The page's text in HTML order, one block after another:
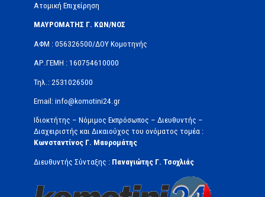
Ατομική Επιχείρηση
ΜΑΥΡΟΜΑΤΗΣ Γ. ΚΩΝ/ΝΟΣ
ΑΦΜ : 056326500/ΔOΥ Κομοτηνής
ΑΡ.ΓΕΜΗ : 160754610000
Τηλ.: 2531026500
Email: info@komotini24.gr
Ιδιοκτήτης – Νόμιμος Εκπρόσωπος – Διευθυντής –
Διαχειριστής και Δικαιούχος του ονόματος τομέα :
Κωνσταντίνος Γ. Μαυρομάτης
Διευθυντής Σύνταξης : Παναγιώτης Γ. Τσοχλιάς